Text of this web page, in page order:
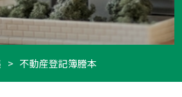
> 不動産登記簿謄本